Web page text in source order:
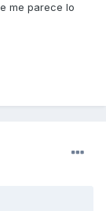
me parece lo